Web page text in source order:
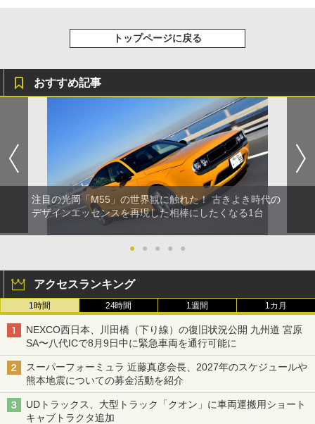
トップページに戻る
おすすめ記事
注目の光岡「M55」の世界観に触れた！ 古きよき時代の
デザインエッセンスを再現した相棒にしたくなる1台
● ● ● ● ●
アクセスランキング
1時間 24時間 1週間 1カ月
NEXCO西日本、川田橋（下り線）の復旧状況公開 九州道 宮原
SA〜八代ICで8月9日中に緊急車両を通行可能に
スーパーフォーミュラ 近藤真彦会長、2027年のスケジュールや
熊本地震についての募金活動を紹介
UDトラックス、大型トラック「クオン」に車両運搬用ショート
キャブトラクタ追加